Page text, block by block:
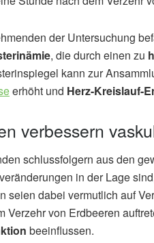
der Untersuchung
, die durch einen zu
kann zur
erhöht und Herz-Kreislauf-
verbessern
schlussfolgern aus den
in der Lage
seien dabei vermutlich auf
Verzehr von Erdbeeren
beeinflussen.